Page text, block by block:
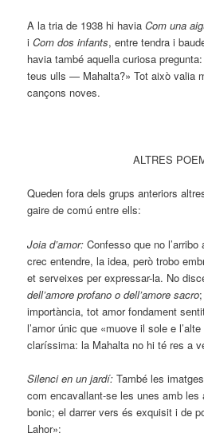
A la tria de 1938 hi haviaCom una
iCom dos infants, entre tendra i
havia també aquella curiosa
teus ulls — Mahalta?» Tot això valia
cançons noves.
ALTRES
Queden fora dels grups anteriors
gaire de comú entre ells:
Joia d’amor:Confesso que no l’arribo
crec entendre, la idea, però trobo
et serveixes per expressar-la. No
dell’amore profano o dell’amore sacro
importància, tot amor fondament
l’amor únic que «muove il sole e
claríssima: la Mahalta no hi té res a
Silenci en un jardí:També les
com encavallant-se les unes amb
bonic; el darrer vers és exquisit i de
Lahor»: